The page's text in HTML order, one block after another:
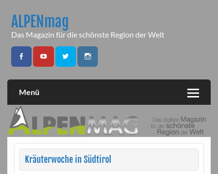
contentALPENmag
Das Magazin für die schönste Region der Welt
Menü
Kräuterwoche in Südtirol